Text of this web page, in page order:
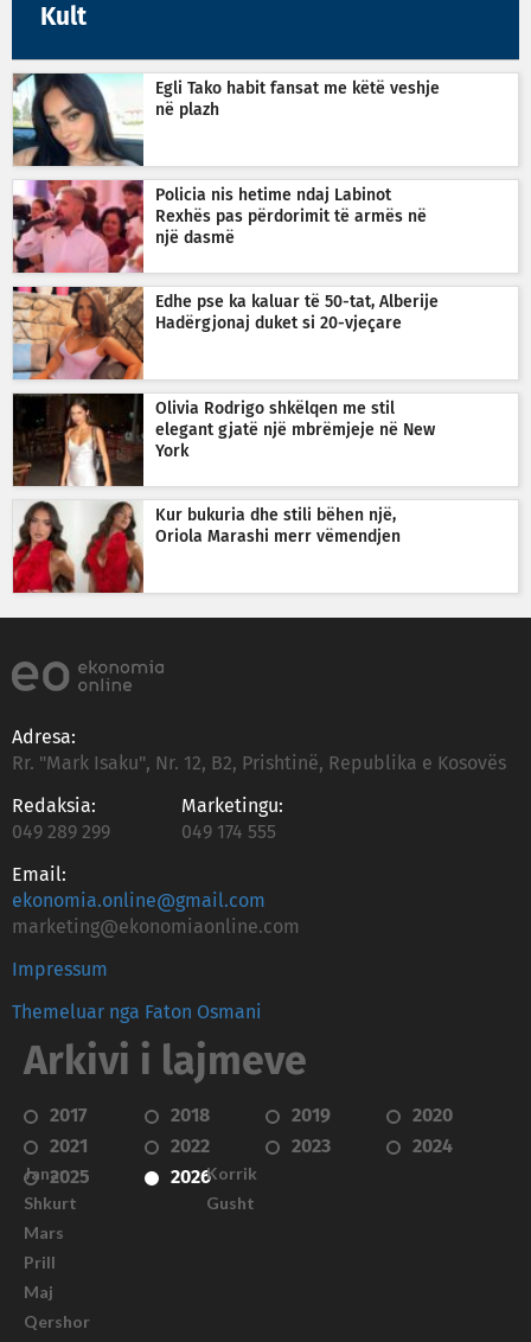
Kult
Egli Tako habit fansat me këtë veshje
në plazh
Policia nis hetime ndaj Labinot
Rexhës pas përdorimit të armës në
një dasmë
Edhe pse ka kaluar të 50-tat, Alberije
Hadërgjonaj duket si 20-vjeçare
Olivia Rodrigo shkëlqen me stil
elegant gjatë një mbrëmjeje në New
York
Kur bukuria dhe stili bëhen një,
Oriola Marashi merr vëmendjen
Adresa:
Rr. "Mark Isaku", Nr. 12, B2, Prishtinë, Republika e Kosovës
Redaksia:
049 289 299
Marketingu:
049 174 555
Email:
ekonomia.online@gmail.com
marketing@ekonomiaonline.com
Impressum
Themeluar nga Faton Osmani
Arkivi i lajmeve
2017 2018 2019
2020
2021
2022 2023
2024
2025
2026
Janar
Shkurt
Mars
Prill
Maj
Qershor
Korrik
Gusht